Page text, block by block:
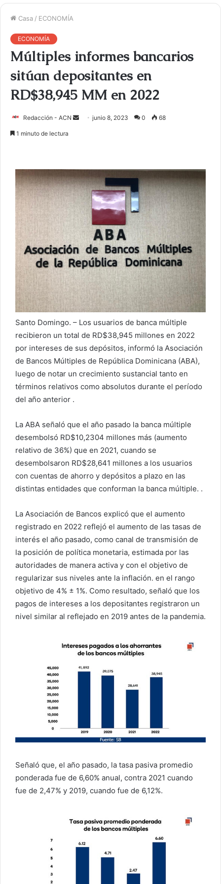
Casa / ECONOMÍA
ECONOMÍA
Múltiples informes bancarios
sitúan depositantes en
RD$38,945 MM en 2022
Redacción - ACN
r
u
c
r
e
o
l
c
n
i
c
junio 8, 2023 0 68
1 minuto de lectura
Santo Domingo. – Los usuarios de banca múltiple
recibieron un total de RD$38,945 millones en 2022
por intereses de sus depósitos, informó la Asociación
de Bancos Múltiples de República Dominicana (ABA),
luego de notar un crecimiento sustancial tanto en
términos relativos como absolutos durante el período
del año anterior .
La ABA señaló que el año pasado la banca múltiple
desembolsó RD$10,2304 millones más (aumento
relativo de 36%) que en 2021, cuando se
desembolsaron RD$28,641 millones a los usuarios
con cuentas de ahorro y depósitos a plazo en las
distintas entidades que conforman la banca múltiple. .
La Asociación de Bancos explicó que el aumento
registrado en 2022 reflejó el aumento de las tasas de
interés el año pasado, como canal de transmisión de
la posición de política monetaria, estimada por las
autoridades de manera activa y con el objetivo de
regularizar sus niveles ante la inflación. en el rango
objetivo de 4% ± 1%. Como resultado, señaló que los
pagos de intereses a los depositantes registraron un
nivel similar al reflejado en 2019 antes de la pandemia.
Señaló que, el año pasado, la tasa pasiva promedio
ponderada fue de 6,60% anual, contra 2021 cuando
fue de 2,47% y 2019, cuando fue de 6,12%.